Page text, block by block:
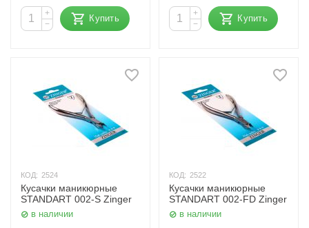
+
−
Купить
+
−
Купить
КОД: 2524
Кусачки маникюрные
STANDART 002-S Zinger
в наличии
КОД: 2522
Кусачки маникюрные
STANDART 002-FD Zinger
в наличии